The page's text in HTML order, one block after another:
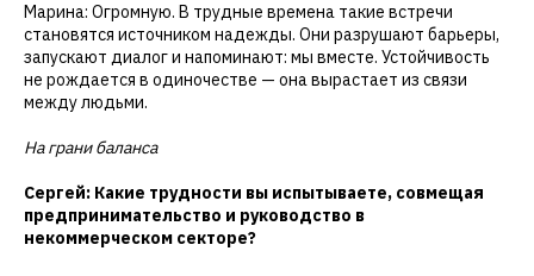
Марина: Огромную. В трудные времена такие встречи
становятся источником надежды. Они разрушают барьеры,
запускают диалог и напоминают: мы вместе. Устойчивость
не рождается в одиночестве — она вырастает из связи
между людьми.
На грани баланса
Сергей: Какие трудности вы испытываете, совмещая
предпринимательство и руководство в
некоммерческом секторе?